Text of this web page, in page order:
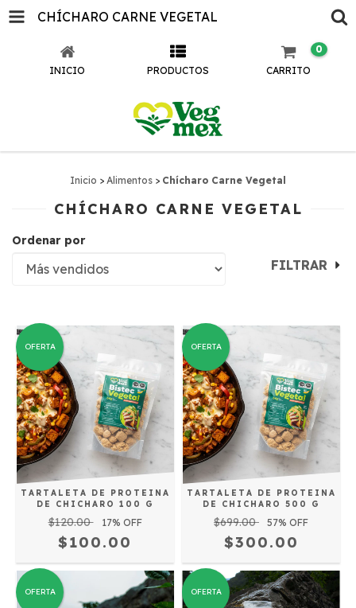
CHÍCHARO CARNE VEGETAL
INICIO PRODUCTOS CARRITO
0
Inicio > Alimentos > Chícharo Carne Vegetal
CHÍCHARO CARNE VEGETAL
Ordenar por
FILTRAR
OFERTA
TARTALETA DE PROTEINA
DE CHICHARO 100 G
$120.00 17% OFF
$100.00
OFERTA
TARTALETA DE PROTEINA
DE CHICHARO 500 G
$699.00 57% OFF
$300.00
OFERTA OFERTA